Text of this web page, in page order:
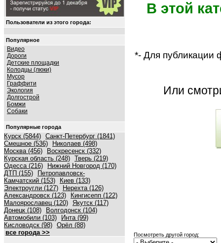
Пользователи из этого города:
Популярное
Видео
Дороги
Детские площадки
Колодцы (люки)
Мусор
Граффити
Экология
Долгострой
Бомжи
Собаки
Популярные города
Курск (5844) Санкт-Петербург (1841)
Смешное (536)
Николаев (498)
Москва (456)
Воскресенск (332)
Курская область (248) Тверь (219)
Одесса (216)
Нижний Новгород (170)
ДТП (155)
Петропавловск-
Камчатский (153)
Киев (133)
Электроугли (127)
Нерехта (126)
Александровск (123)
Кингисепп (122)
Малоярославец (120) Якутск (117)
Донецк (108)
Волгодонск (104)
Автомобили (103)
Инта (99)
Кисловодск (98) Орёл (88)
все города >>
В этой
*- Для публикации
Или
Посмотреть другой город: